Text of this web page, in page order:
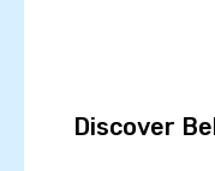
Discover